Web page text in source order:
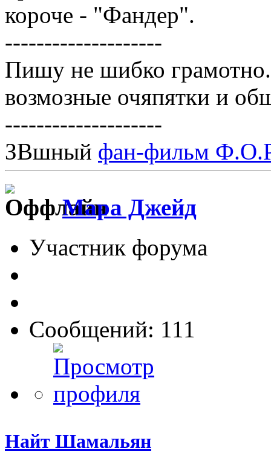
короче - "Фандер".
--------------------
Пишу не шибко
возмозные очяпятки и
--------------------
ЗВшный фан-фильм
Мара Джейд
Участник форума
Сообщений: 111
Найт Шамальян